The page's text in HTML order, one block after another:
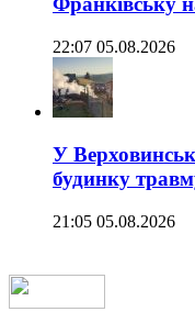
22:07 05.08.2026
У
будинку
21:05 05.08.2026